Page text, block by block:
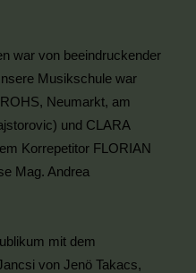
war von beeindruckender
Musikschule war
Neumarkt, am
und CLARA
Korrepetitor FLORIAN
Mag. Andrea
mit dem
von Jenö Takacs,